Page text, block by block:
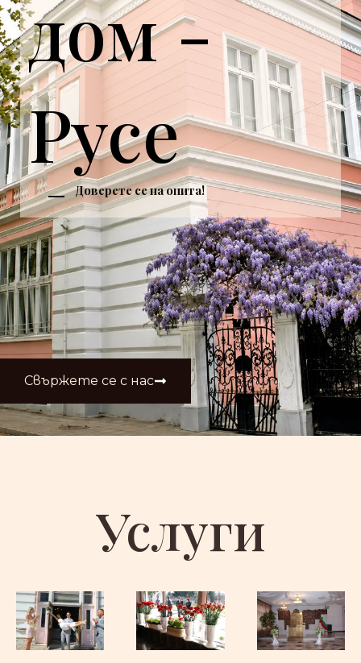
дом -
Русе
Доверете се на опита!
Свържете се с нас
Услуги